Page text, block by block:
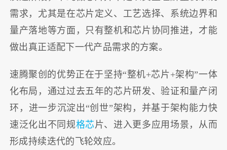
需求，尤其是在芯片定义、工艺选择、系统边界和
量产落地等方面，只有整机和芯片协同推进，才能
做出真正适配下一代产品需求的方案。
速腾聚创的优势正在于坚持“整机+芯片+架构”一体
化布局，通过过去五年的芯片研发、验证和量产闭
环，进一步沉淀出“创世”架构，并基于架构能力快
速泛化出不同规格芯片、进入更多应用场景，从而
形成持续迭代的飞轮效应。